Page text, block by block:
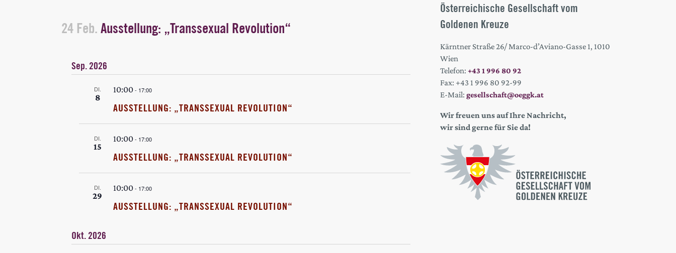
24 Feb. Ausstellung: „Transsexual Revolution“
Sep. 2026
DI.
8
10:00- 17:00
AUSSTELLUNG: „TRANSSEXUAL REVOLUTION“
DI.
15
10:00- 17:00
AUSSTELLUNG: „TRANSSEXUAL REVOLUTION“
DI.
29
10:00- 17:00
AUSSTELLUNG: „TRANSSEXUAL REVOLUTION“
Okt. 2026
Österreichische Gesellschaft vom
Goldenen Kreuze
Kärntner Straße 26/ Marco-d’Aviano-Gasse 1, 1010
Wien
Telefon:+43 1 996 80 92
Fax: +43 1 996 80 92-99
E-Mail:gesellschaft@oeggk.at
Wir freuen uns auf Ihre Nachricht,
wir sind gerne für Sie da!